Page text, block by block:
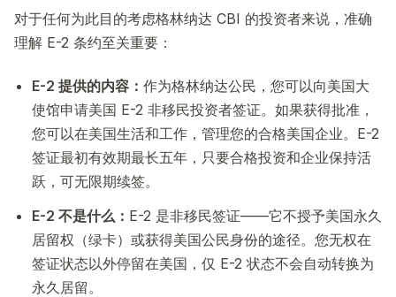
对于任何为此目的考虑格林纳达 CBI 的投资者来说，准确
理解 E-2 条约至关重要：
E-2 提供的内容： 作为格林纳达公民，您可以向美国大
使馆申请美国 E-2 非移民投资者签证。如果获得批准，
您可以在美国生活和工作，管理您的合格美国企业。E-2
签证最初有效期最长五年，只要合格投资和企业保持活
跃，可无限期续签。
E-2 不是什么： E-2 是非移民签证——它不授予美国永久
居留权（绿卡）或获得美国公民身份的途径。您无权在
签证状态以外停留在美国，仅 E-2 状态不会自动转换为
永久居留。